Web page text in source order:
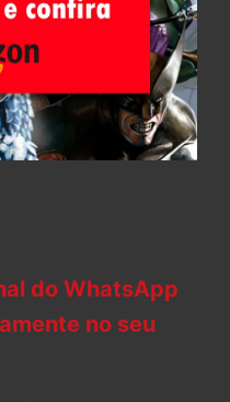
do WhatsApp
no seu